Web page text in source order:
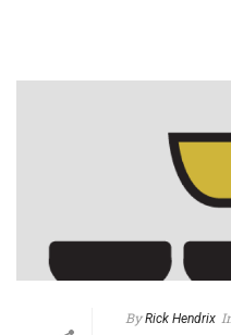
By Rick Hendrix